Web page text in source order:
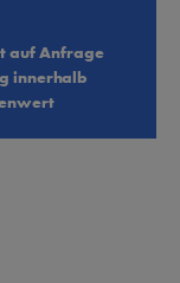
auf Anfrage
innerhalb